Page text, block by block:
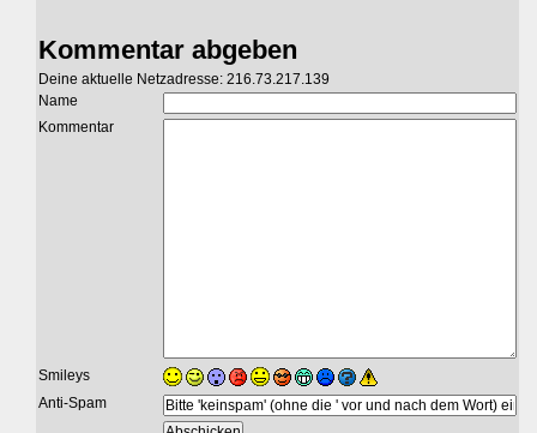
Kommentar abgeben
Deine aktuelle Netzadresse: 216.73.217.139
Name
Kommentar
Smileys
Anti-Spam